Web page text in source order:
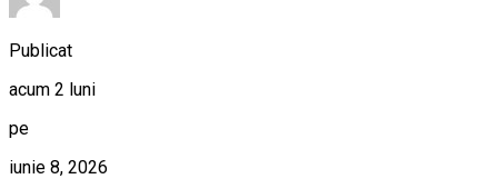
Publicat
acum 2 luni
pe
iunie 8, 2026